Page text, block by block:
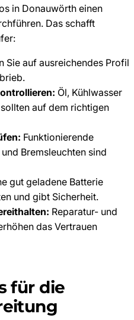
in Donauwörth einen
Das schafft
Sie auf ausreichendes Profil
Öl, Kühlwasser
auf dem richtigen
Funktionierende
Bremsleuchten sind
gut geladene Batterie
und gibt Sicherheit.
Reparatur- und
das Vertrauen
für die